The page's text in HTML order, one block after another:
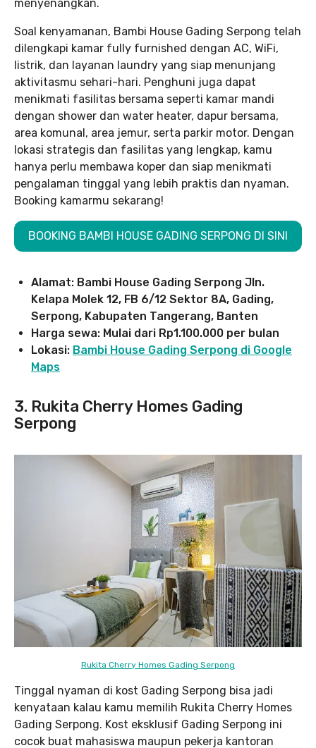
menyenangkan.
Soal kenyamanan, Bambi House Gading Serpong telah
dilengkapi kamar fully furnished dengan AC, WiFi,
listrik, dan layanan laundry yang siap menunjang
aktivitasmu sehari-hari. Penghuni juga dapat
menikmati fasilitas bersama seperti kamar mandi
dengan shower dan water heater, dapur bersama,
area komunal, area jemur, serta parkir motor. Dengan
lokasi strategis dan fasilitas yang lengkap, kamu
hanya perlu membawa koper dan siap menikmati
pengalaman tinggal yang lebih praktis dan nyaman.
Booking kamarmu sekarang!
BOOKING BAMBI HOUSE GADING SERPONG DI SINI
Alamat: Bambi House Gading Serpong Jln.
Kelapa Molek 12, FB 6/12 Sektor 8A, Gading,
Serpong, Kabupaten Tangerang, Banten
Harga sewa: Mulai dari Rp1.100.000 per bulan
Lokasi: Bambi House Gading Serpong di Google
Maps
3. Rukita Cherry Homes Gading
Serpong
Rukita Cherry Homes Gading Serpong
Tinggal nyaman di kost Gading Serpong bisa jadi
kenyataan kalau kamu memilih Rukita Cherry Homes
Gading Serpong. Kost eksklusif Gading Serpong ini
cocok buat mahasiswa maupun pekerja kantoran